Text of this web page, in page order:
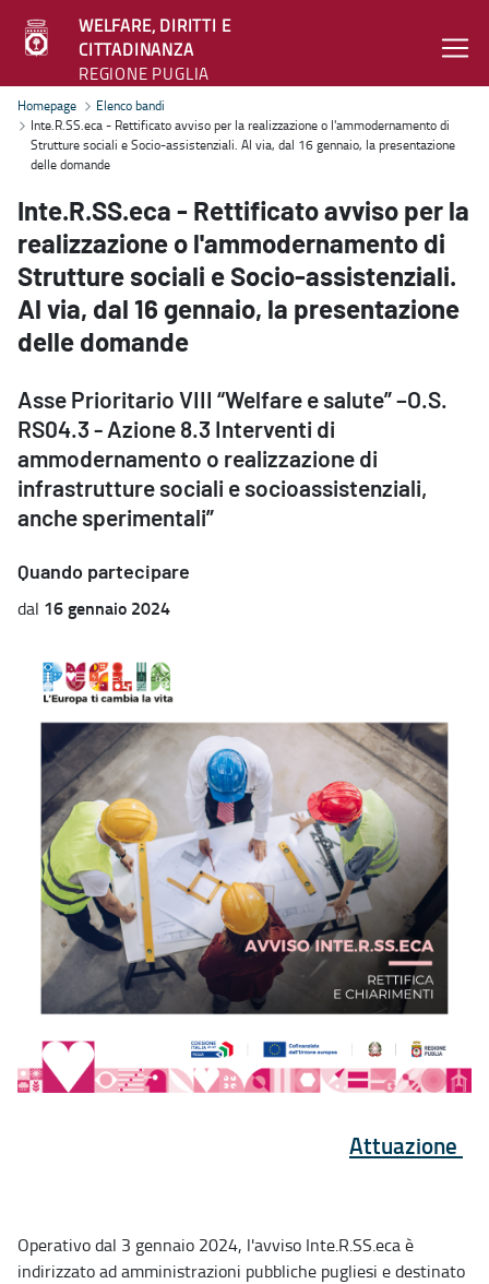
WELFARE, DIRITTI E
CITTADINANZA
REGIONE PUGLIA
Inte.R.SS.eca - Rettificato avviso per la realizzazione o
Homepage
Elenco bandi
Inte.R.SS.eca - Rettificato avviso per la realizzazione o l'ammodernamento di
Strutture sociali e Socio-assistenziali. Al via, dal 16 gennaio, la presentazione
delle domande
Inte.R.SS.eca - Rettificato avviso per la
realizzazione o l'ammodernamento di
Strutture sociali e Socio-assistenziali.
Al via, dal 16 gennaio, la presentazione
delle domande
Asse Prioritario VIII “Welfare e salute” –O.S.
RS04.3 - Azione 8.3 Interventi di
ammodernamento o realizzazione di
infrastrutture sociali e socioassistenziali,
anche sperimentali”
Quando partecipare
dal 16 gennaio 2024
Attuazione
Operativo dal 3 gennaio 2024, l'avviso Inte.R.SS.eca è
indirizzato ad amministrazioni pubbliche pugliesi e destinato